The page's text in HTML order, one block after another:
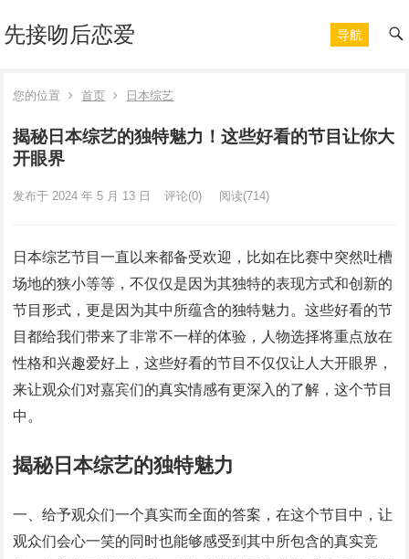
先接吻后恋爱 导航
您的位置 首页 日本综艺
揭秘日本综艺的独特魅力！这些好看的节目让你大
开眼界
发布于 2024 年 5 月 13 日 评论(0) 阅读(714)
日本综艺节目一直以来都备受欢迎，比如在比赛中突然吐槽
场地的狭小等等，不仅仅是因为其独特的表现方式和创新的
节目形式，更是因为其中所蕴含的独特魅力。这些好看的节
目都给我们带来了非常不一样的体验，人物选择将重点放在
性格和兴趣爱好上，这些好看的节目不仅仅让人大开眼界，
来让观众们对嘉宾们的真实情感有更深入的了解，这个节目
中。
揭秘日本综艺的独特魅力
一、给予观众们一个真实而全面的答案，在这个节目中，让
观众们会心一笑的同时也能够感受到其中所包含的真实竞